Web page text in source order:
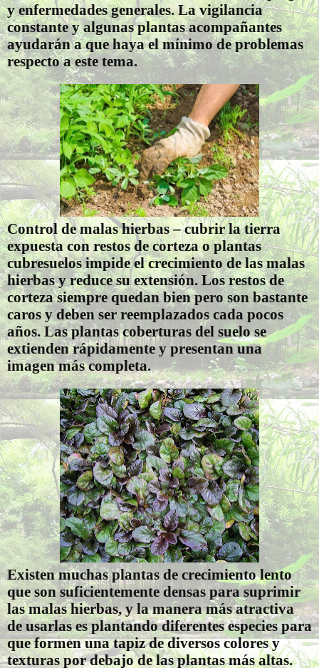
y enfermedades generales. La vigilancia
constante y algunas plantas acompañantes
ayudarán a que haya el mínimo de problemas
respecto a este tema.
Control de malas hierbas – cubrir la tierra
expuesta con restos de corteza o plantas
cubresuelos impide el crecimiento de las malas
hierbas y reduce su extensión. Los restos de
corteza siempre quedan bien pero son bastante
caros y deben ser reemplazados cada pocos
años. Las plantas coberturas del suelo se
extienden rápidamente y presentan una
imagen más completa.
Existen muchas plantas de crecimiento lento
que son suficientemente densas para suprimir
las malas hierbas, y la manera más atractiva
de usarlas es plantando diferentes especies para
que formen una tapiz de diversos colores y
texturas por debajo de las plantas más altas.